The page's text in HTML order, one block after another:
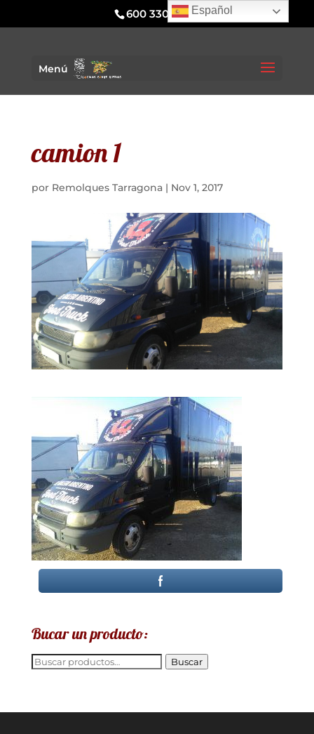
600 330 295
Menú
camion 1
por Remolques Tarragona| Nov 1, 2017
Bucar un producto:
Buscar
Buscar
Español